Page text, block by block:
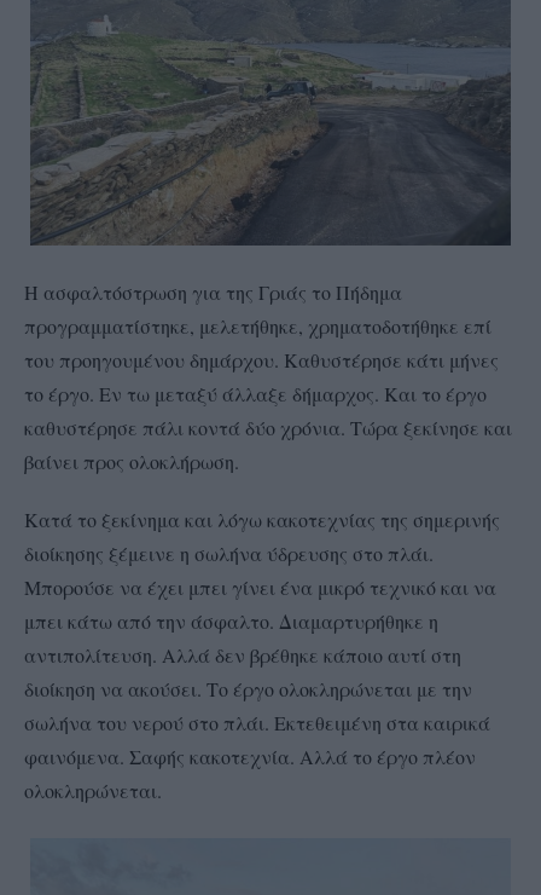
Η ασφαλτόστρωση για της Γριάς το Πήδημα
προγραμματίστηκε, μελετήθηκε, χρηματοδοτήθηκε επί
του προηγουμένου δημάρχου. Καθυστέρησε κάτι μήνες
το έργο. Εν τω μεταξύ άλλαξε δήμαρχος. Και το έργο
καθυστέρησε πάλι κοντά δύο χρόνια. Τώρα ξεκίνησε και
βαίνει προς ολοκλήρωση.
Κατά το ξεκίνημα και λόγω κακοτεχνίας της σημερινής
διοίκησης ξέμεινε η σωλήνα ύδρευσης στο πλάι.
Μπορούσε να έχει μπει γίνει ένα μικρό τεχνικό και να
μπει κάτω από την άσφαλτο. Διαμαρτυρήθηκε η
αντιπολίτευση. Αλλά δεν βρέθηκε κάποιο αυτί στη
διοίκηση να ακούσει. Το έργο ολοκληρώνεται με την
σωλήνα του νερού στο πλάι. Εκτεθειμένη στα καιρικά
φαινόμενα. Σαφής κακοτεχνία. Αλλά το έργο πλέον
ολοκληρώνεται.